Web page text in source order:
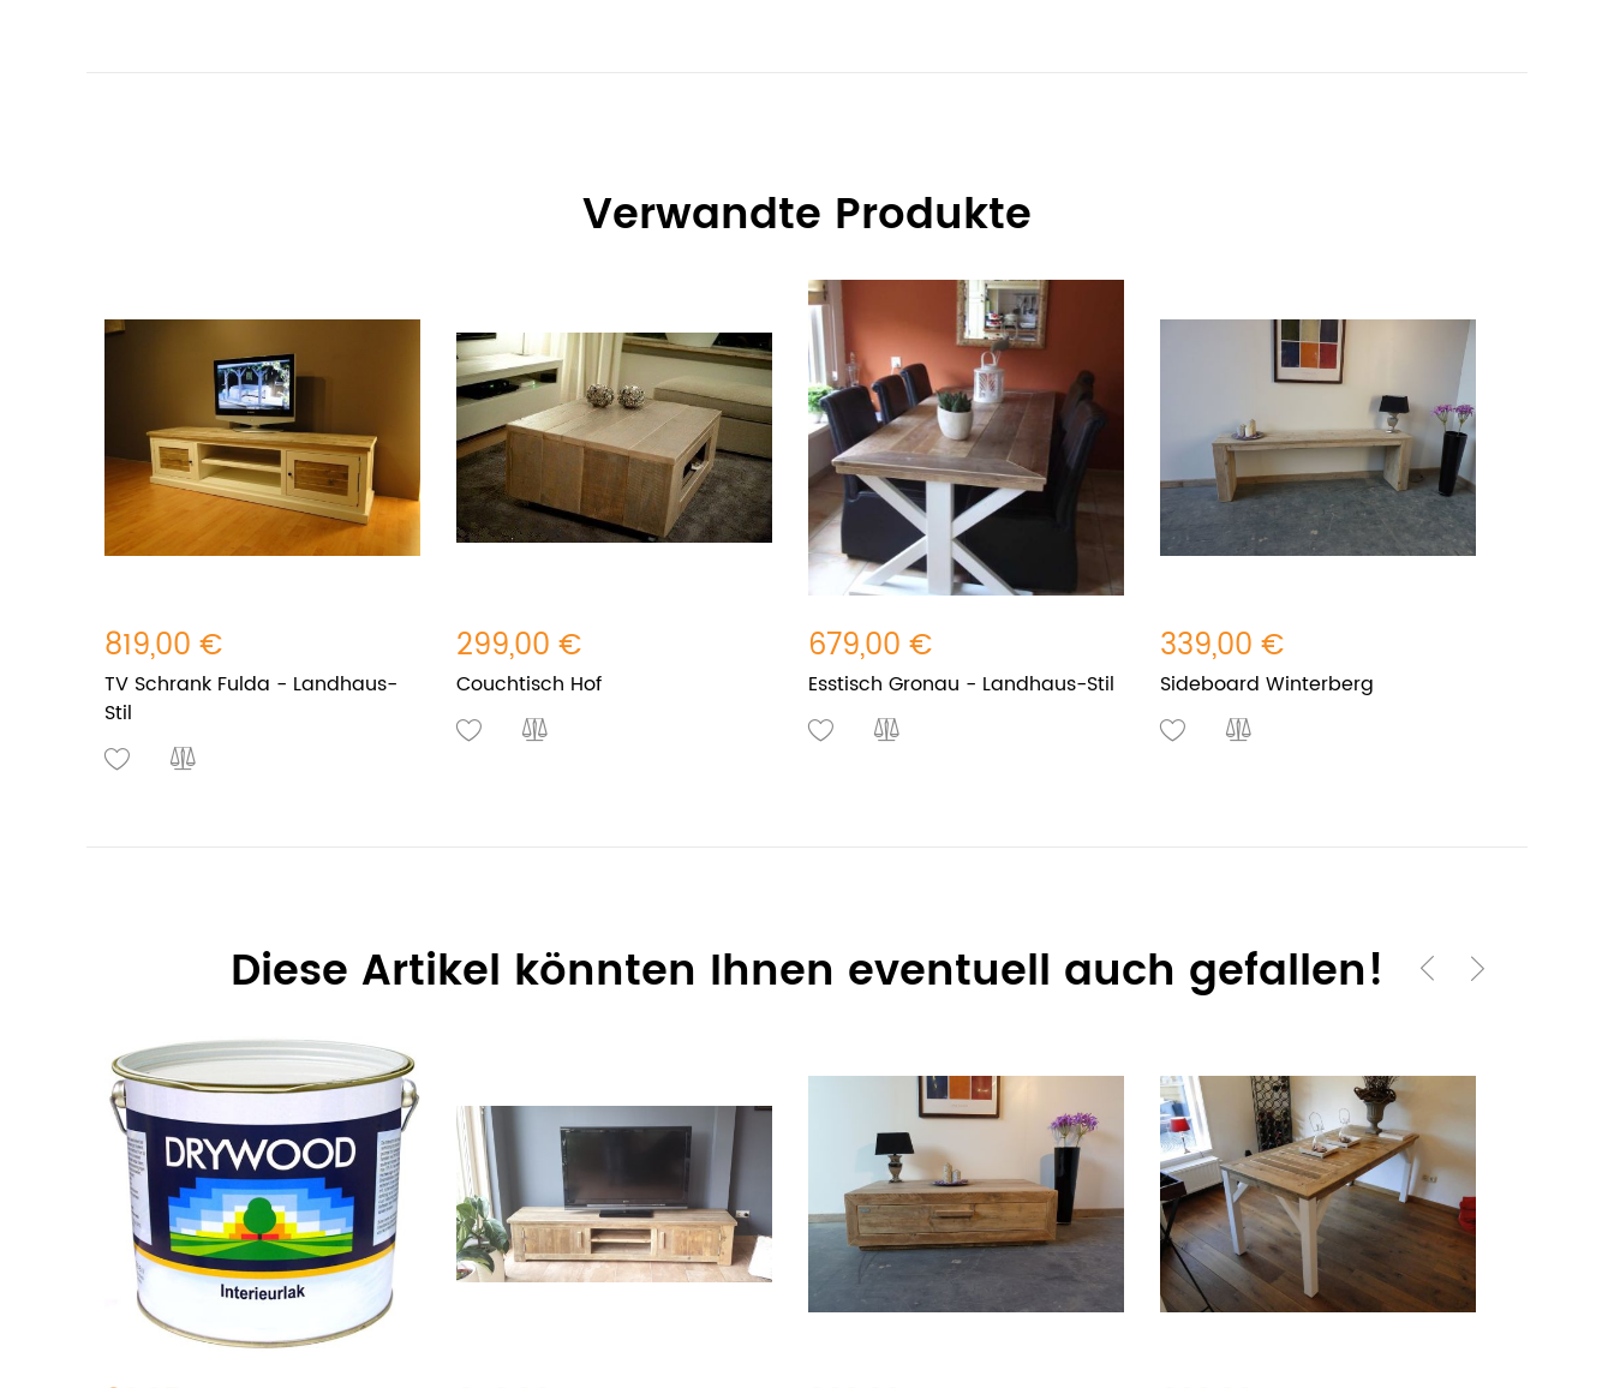
Verwandte Produkte
819,00 €
TV Schrank Fulda - Landhaus-
Stil
299,00 €
Couchtisch Hof
679,00 €
Esstisch Gronau - Landhaus-Stil
339,00 €
Sideboard Winterberg
Diese Artikel könnten Ihnen eventuell auch gefallen!